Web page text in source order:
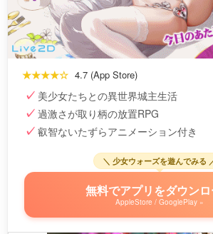
★★★★☆ 4.7 (App Store)
美少女たちとの異世界城主生活
過激さが取り柄の放置RPG
叡智ないたずらアニメーション付き
＼ 少女ウォーズを遊んでみる
無料でアプリをダウン
AppleStore / GooglePlay »